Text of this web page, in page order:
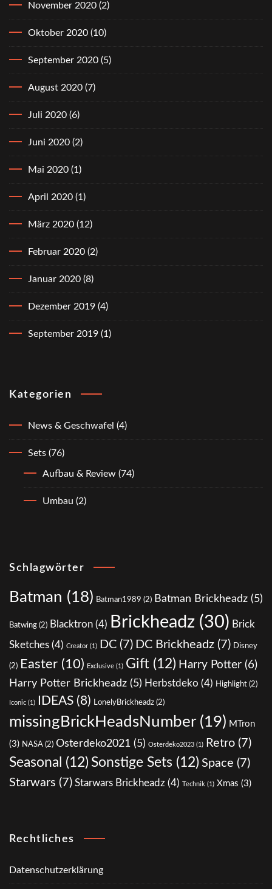
November 2020 (2)
Oktober 2020 (10)
September 2020 (5)
August 2020 (7)
Juli 2020 (6)
Juni 2020 (2)
Mai 2020 (1)
April 2020 (1)
März 2020 (12)
Februar 2020 (2)
Januar 2020 (8)
Dezember 2019 (4)
September 2019 (1)
Kategorien
News & Geschwafel (4)
Sets (76)
Aufbau & Review (74)
Umbau (2)
Schlagwörter
Batman (18) Batman1989 (2) Batman Brickheadz (5)
Batwing (2) Blacktron (4) Brickheadz (30) Brick
Sketches (4) Creator (1) DC (7) DC Brickheadz (7) Disney
(2) Easter (10) Exclusive (1) Gift (12) Harry Potter (6)
Harry Potter Brickheadz (5) Herbstdeko (4) Highlight (2)
Iconic (1) IDEAS (8) LonelyBrickheadz (2)
missingBrickHeadsNumber(19) MTron
(3) NASA (2) Osterdeko2021 (5) Osterdeko2023 (1) Retro (7)
Seasonal (12) Sonstige Sets (12) Space (7)
Starwars (7) Starwars Brickheadz (4) Technik (1) Xmas (3)
Rechtliches
Datenschutzerklärung